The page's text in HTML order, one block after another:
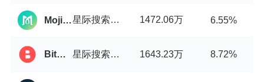
MojitoSwap 星际搜索引擎币/USDT 1472.06万 6.55%
BitStorage 星际搜索引擎币/USDT 1643.23万 8.72%